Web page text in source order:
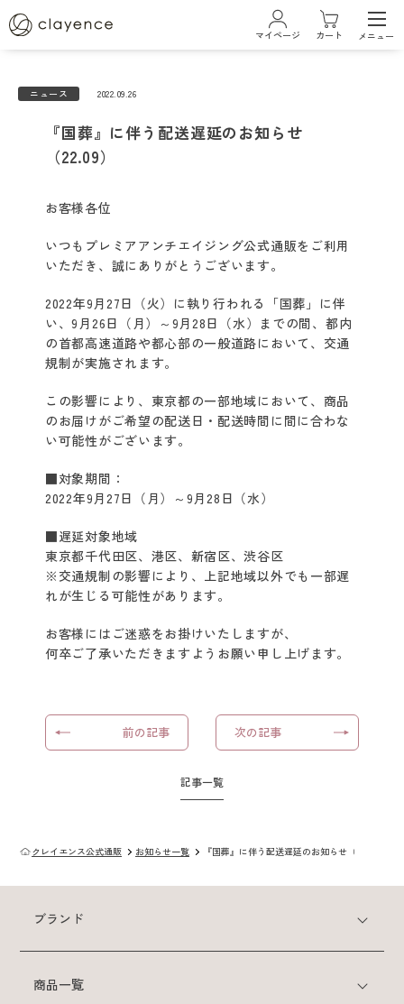
ブランド
クレイエンスについて
ベストコスメ受賞履歴
商品一覧
クレイスパ
クイックカラー
クレイスパ
クレイスパ
カラーケアシャンプー
クレイスパ カラーキープ
＆ダメージケアマスク
クレイスパ
スカルプケアシリーズ
薬用育毛剤ヘアグロウ
ボリュームケア
マイページ カート メニュー
ニュース 2022.09.26
『国葬』に伴う配送遅延のお知らせ
（22.09）
お客様各位
いつもプレミアアンチエイジング公式通販をご利用
いただき、誠にありがとうございます。
2022年9月27日（火）に執り行われる「国葬」に伴
い、9月26日（月）～9月28日（水）までの間、都内
の首都高速道路や都心部の一般道路において、交通
規制が実施されます。
この影響により、東京都の一部地域において、商品
のお届けがご希望の配送日・配送時間に間に合わな
い可能性がございます。
■対象期間：
2022年9月27日（月）～9月28日（水）
■遅延対象地域
東京都千代田区、港区、新宿区、渋谷区
※交通規制の影響により、上記地域以外でも一部遅
れが生じる可能性があります。
お客様にはご迷惑をお掛けいたしますが、
何卒ご了承いただきますようお願い申し上げます。
前の記事
記事一覧
次の記事
クレイエンス公式通販 お知らせ一覧 『国葬』に伴う配送遅延のお知らせ（22.09）
ブランド
商品一覧